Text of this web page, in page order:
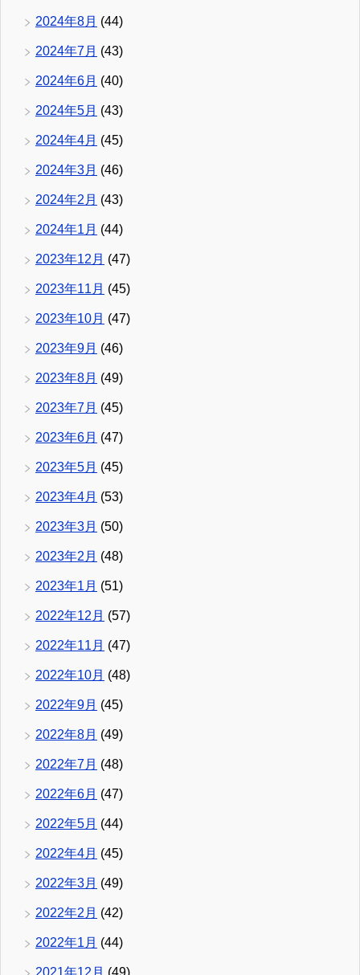
2024年8月 (44)
2024年7月 (43)
2024年6月 (40)
2024年5月 (43)
2024年4月 (45)
2024年3月 (46)
2024年2月 (43)
2024年1月 (44)
2023年12月 (47)
2023年11月 (45)
2023年10月 (47)
2023年9月 (46)
2023年8月 (49)
2023年7月 (45)
2023年6月 (47)
2023年5月 (45)
2023年4月 (53)
2023年3月 (50)
2023年2月 (48)
2023年1月 (51)
2022年12月 (57)
2022年11月 (47)
2022年10月 (48)
2022年9月 (45)
2022年8月 (49)
2022年7月 (48)
2022年6月 (47)
2022年5月 (44)
2022年4月 (45)
2022年3月 (49)
2022年2月 (42)
2022年1月 (44)
2021年12月 (49)